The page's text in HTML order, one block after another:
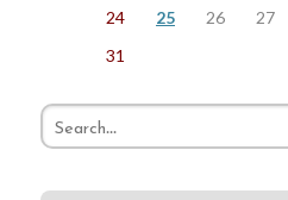
24
25 26 27
31